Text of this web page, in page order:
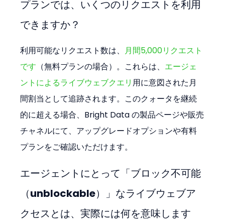
プランでは、いくつのリクエストを利用
できますか？
利用可能なリクエスト数は、 月間5,000リクエスト
です （無料プランの場合）。これらは、 エージェ
ントによるライブウェブクエリ 用に意図された月
間割当として追跡されます。このクォータを継続
的に超える場合、Bright Data の製品ページや販売
チャネルにて、アップグレードオプションや有料
プランをご確認いただけます。
エージェントにとって「ブロック不可能
（unblockable）」なライブウェブア
クセスとは、実際には何を意味します